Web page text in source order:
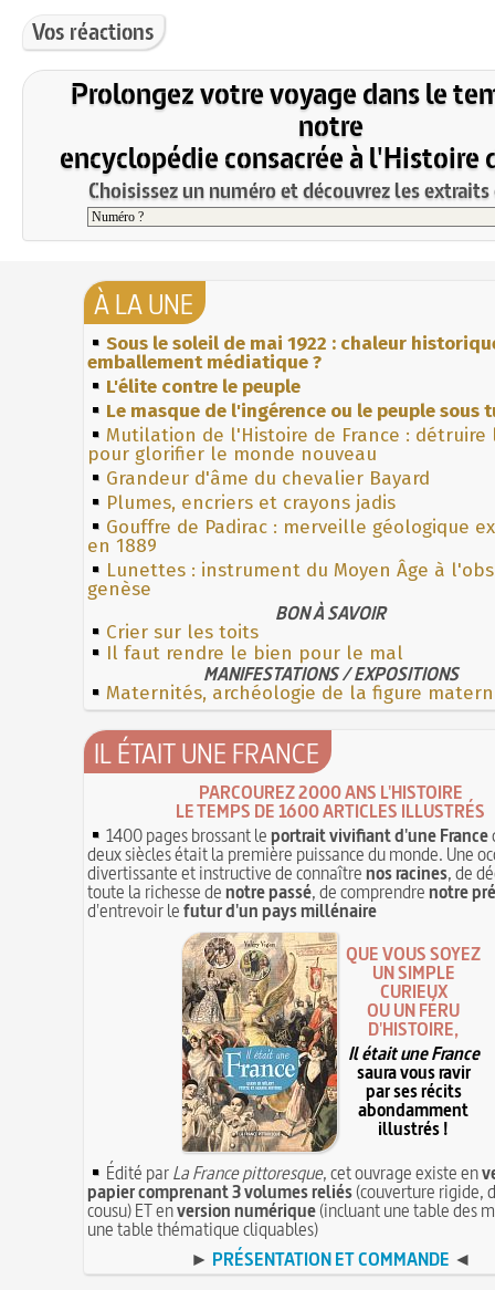
Vos réactions
Prolongez votre voyage dans le
notre
encyclopédie consacrée à l'Histoire
Choisissez un numéro et découvrez les
À LA UNE
Sous le soleil de mai 1922 : chaleur
emballement médiatique ?
L'élite contre le peuple
Le masque de l'ingérence ou le peuple sous
Mutilation de l'Histoire de France : détruire
pour glorifier le monde nouveau
Grandeur d'âme du chevalier Bayard
Plumes, encriers et crayons jadis
Gouffre de Padirac : merveille géologique
en 1889
Lunettes : instrument du Moyen Âge à
genèse
BON À SAVOIR
Crier sur les toits
Il faut rendre le bien pour le mal
MANIFESTATIONS / EXPOSITIONS
Maternités, archéologie de la figure
IL ÉTAIT UNE FRANCE
PARCOUREZ 2000 ANS L'HISTOIRE
LE TEMPS DE 1600 ARTICLES ILLUSTRÉS
1400 pages brossant leportrait vivifiant d'une France
deux siècles était la première puissance du monde. Une
divertissante et instructive de connaîtrenos racines, de
toute la richesse denotre passé, de comprendrenotre
d'entrevoir lefutur d'un pays millénaire
QUE VOUS SOYEZ
UN SIMPLE
CURIEUX
OU UN FÉRU
D'HISTOIRE,
Il était une France
saura vous ravir
par ses récits
abondamment
illustrés !
Édité parLa France pittoresque, cet ouvrage existe en
papier comprenant 3 volumes reliés(couverture rigide,
cousu) ET enversion numérique(incluant une table des
une table thématique cliquables)
► PRÉSENTATION ET COMMANDE ◄